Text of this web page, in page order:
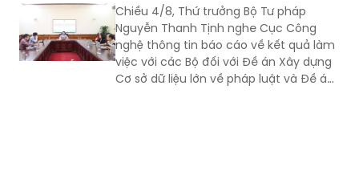
gia tăng cho công tác quản lý nhà
nước.
Chiều 4/8, Thứ trưởng Bộ Tư pháp
Nguyễn Thanh Tịnh nghe Cục Công
nghệ thông tin báo cáo về kết quả làm
việc với các Bộ đối với Đề án Xây dựng
Cơ sở dữ liệu lớn về pháp luật và Đề án